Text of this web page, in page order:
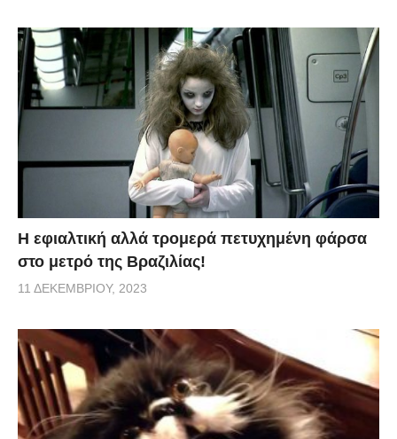
H εφιαλτική αλλά τρομερά πετυχημένη φάρσα
στο μετρό της Βραζιλίας!
11 ΔΕΚΕΜΒΡΊΟΥ, 2023